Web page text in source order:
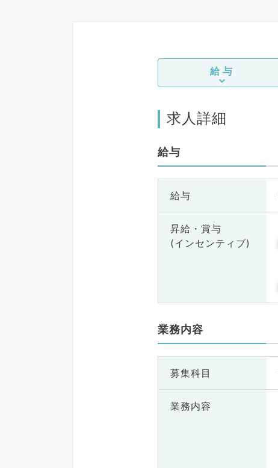
給与
求人詳細
給与
給与
昇給・賞与
(インセンティブ)
業務内容
募集科目
業務内容